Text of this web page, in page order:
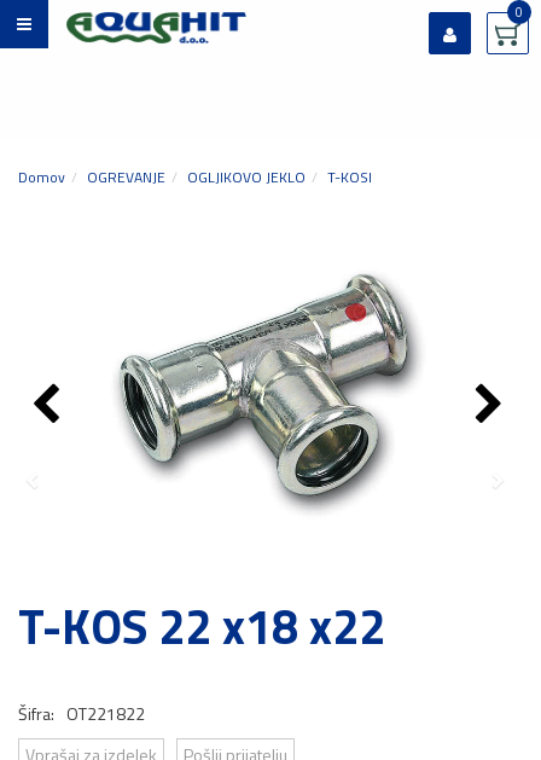
0
Domov OGREVANJE OGLJIKOVO JEKLO T-KOSI
T-KOS 22 x18 x22
Šifra: OT221822
Vprašaj za izdelek
Pošlji prijatelju